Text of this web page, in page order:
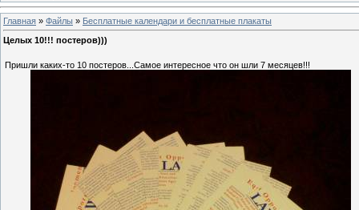
Главная » Файлы » Бесплатные календари и бесплатные плакаты
Целых 10!!! постеров)))
Пришли каких-то 10 постеров...Самое интересное что он шли 7 месяцев!!!